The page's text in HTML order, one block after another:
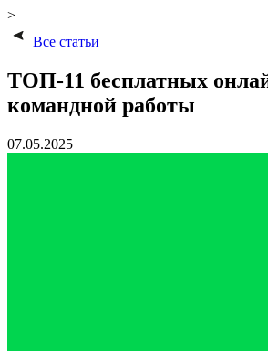
>
Все статьи
ТОП-11 бесплатных
командной работы
07.05.2025